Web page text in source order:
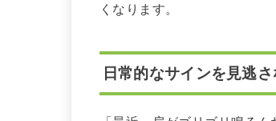
くなります。
日常的なサインを見逃